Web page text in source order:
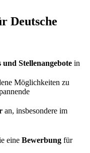
Deutsche
und Stellenangebote in
Möglichkeiten zu
an, insbesondere im
eine Bewerbung für